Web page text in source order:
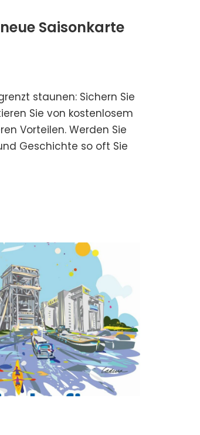
Saisonkarte
staunen: Sichern Sie
Sie von kostenlosem
Vorteilen. Werden Sie
Geschichte so oft Sie